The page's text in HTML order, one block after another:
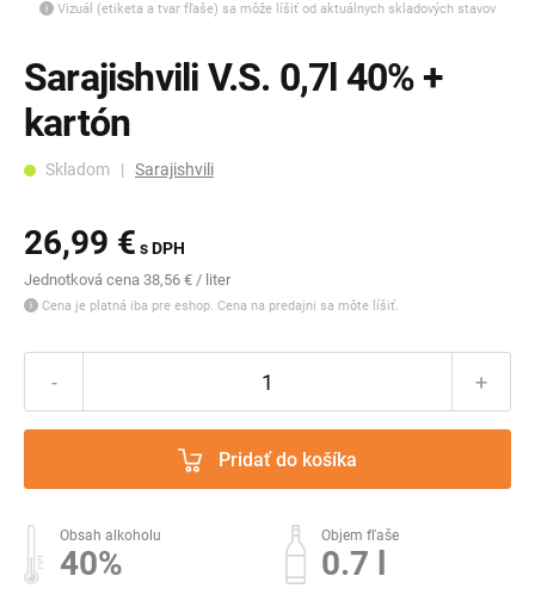
Vizuál (etiketa a tvar fľaše) sa môže líšiť od aktuálnych skladových stavov
Sarajishvili V.S. 0,7l 40% +
kartón
Skladom | Sarajishvili
26,99 € s DPH
Jednotková cena 38,56 € / liter
Cena je platná iba pre eshop. Cena na predajni sa môte líšiť.
- +
Pridať do košíka
Obsah alkoholu
40%
Objem fľaše
0.7 l